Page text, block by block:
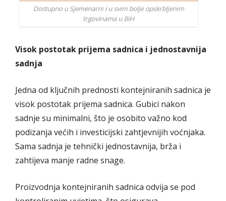
Visok postotak prijema sadnica i jednostavnija
sadnja
Jedna od ključnih prednosti kontejniranih sadnica je
visok postotak prijema sadnica. Gubici nakon
sadnje su minimalni, što je osobito važno kod
podizanja većih i investicijski zahtjevnijih voćnjaka.
Sama sadnja je tehnički jednostavnija, brža i
zahtijeva manje radne snage.
Proizvodnja kontejniranih sadnica odvija se pod